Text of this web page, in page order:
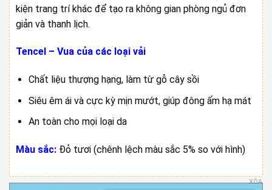
kiện trang trí khác để tạo ra không gian phòng ngủ đơn
giản và thanh lịch.
Tencel – Vua của các loại vải
Chất liệu thượng hạng, làm từ gỗ cây sồi
Siêu êm ái và cực kỳ mịn mướt, giúp đông ấm hạ mát
An toàn cho mọi loại da
Màu sắc: Đỏ tươi (chênh lệch màu sắc 5% so với hình)
XÓA